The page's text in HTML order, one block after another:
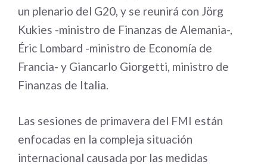
un plenario del G20, y se reunirá con Jörg
Kukies -ministro de Finanzas de Alemania-,
Éric Lombard -ministro de Economía de
Francia- y Giancarlo Giorgetti, ministro de
Finanzas de Italia.
Las sesiones de primavera del FMI están
enfocadas en la compleja situación
internacional causada por las medidas